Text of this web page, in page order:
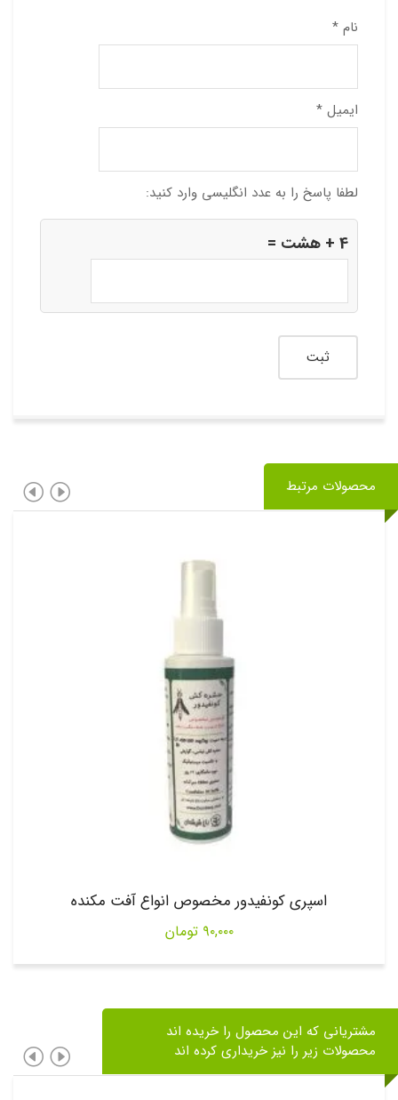
نام *
ایمیل *
لطفا پاسخ را به عدد انگلیسی وارد کنید:
4 + هشت =
محصولات مرتبط
اسپری کونفیدور مخصوص انواع آفت مکنده
۹۰,۰۰۰ تومان
مشتریانی که این محصول را خریده اند
محصولات زیر را نیز خریداری کرده اند